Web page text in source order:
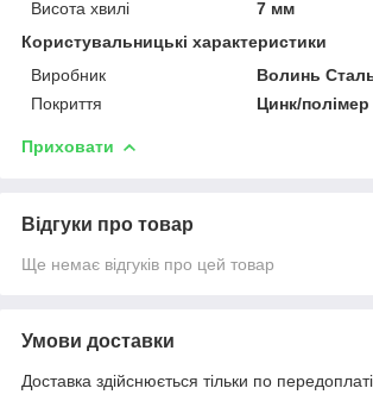
Висота хвилі
7 мм
Користувальницькі характеристики
Виробник
Волинь
Покриття
Цинк/полімер
Приховати
Відгуки про товар
Ще немає відгуків про цей товар
Умови доставки
Доставка здійснюється тільки по передоплаті.